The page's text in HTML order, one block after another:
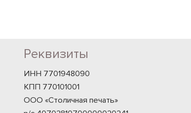
Реквизиты
ИНН 7701948090
КПП 770101001
ООО «Столичная печать»